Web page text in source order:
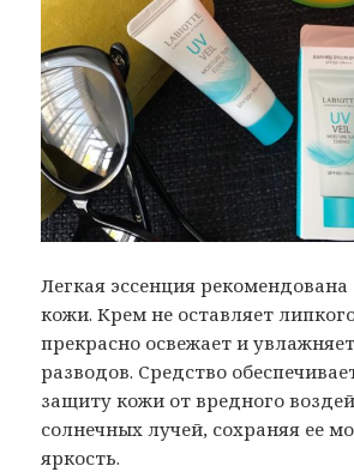
Легкая эссенция
кожи. Крем не оставляет
прекрасно освежает и
разводов. Средство
защиту кожи от вредного
солнечных лучей, сохраняя ее
яркость.